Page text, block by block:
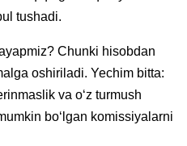
tushadi.
Chunki hisobdan
oshiriladi. Yechim bitta:
va o‘z turmush
bo‘lgan komissiyalarni